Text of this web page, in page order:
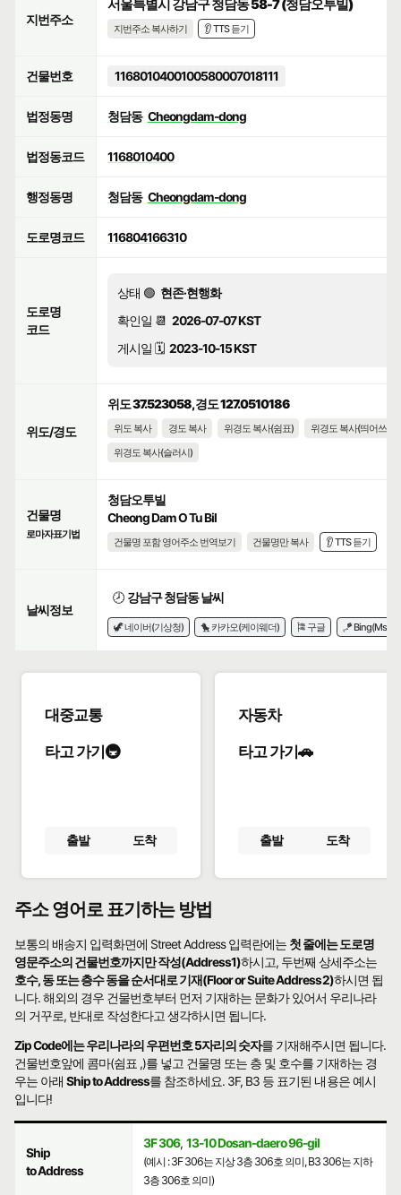
지번주소
서울특별시 강남구 청담동 58-7 (청담오투빌)
지번주소 복사하기 👂 TTS 듣기
건물번호 1168010400100580007018111
법정동명 청담동 Cheongdam-dong
법정동코드 1168010400
행정동명 청담동 Cheongdam-dong
도로명코드 116804166310
도로명
코드
상태 🟢 현존·현행화
확인일 📆 2026-07-07 KST
게시일 🗓️ 2023-10-15 KST
위도/경도
위도 37.523058, 경도 127.0510186
위도 복사 경도 복사 위경도 복사(쉼표)
위경도 복사(띄어쓰기)
위경도 복사(슬러시)
건물명
로마자표기법
청담오투빌
Cheong Dam O Tu Bil
건물명 포함 영어주소 번역보기 건물명만 복사 👂 TTS 듣기
날씨정보
🕗 강남구 청담동 날씨
🦖 네이버(기상청) 🐤 카카오(케이웨더) 🎏 구글 🪁 Bing(Msn)
대중교통
타고 가기🚇
출발 도착
자동차
타고 가기🚗
출발 도착
주소 영어로 표기하는 방법
보통의 배송지 입력화면에 Street Address 입력란에는 첫 줄에는 도로명
영문주소의 건물번호까지만 작성(Address1)하시고, 두번째 상세주소는
호수, 동 또는 층수 동을 순서대로 기재(Floor or Suite Address2)하시면 됩
니다. 해외의 경우 건물번호부터 먼저 기재하는 문화가 있어서 우리나라
의 거꾸로, 반대로 작성한다고 생각하시면 됩니다.
Zip Code에는 우리나라의 우편번호 5자리의 숫자를 기재해주시면 됩니다.
건물번호앞에 콤마(쉼표 ,)를 넣고 건물명 또는 층 및 호수를 기재하는 경
우는 아래Ship to Address를 참조하세요. 3F, B3 등 표기된 내용은 예시
입니다!
Ship
to Address
3F 306, 13-10 Dosan-daero 96-gil
(예시 : 3F 306는 지상 3층 306호 의미, B3 306는 지하
3층 306호 의미)